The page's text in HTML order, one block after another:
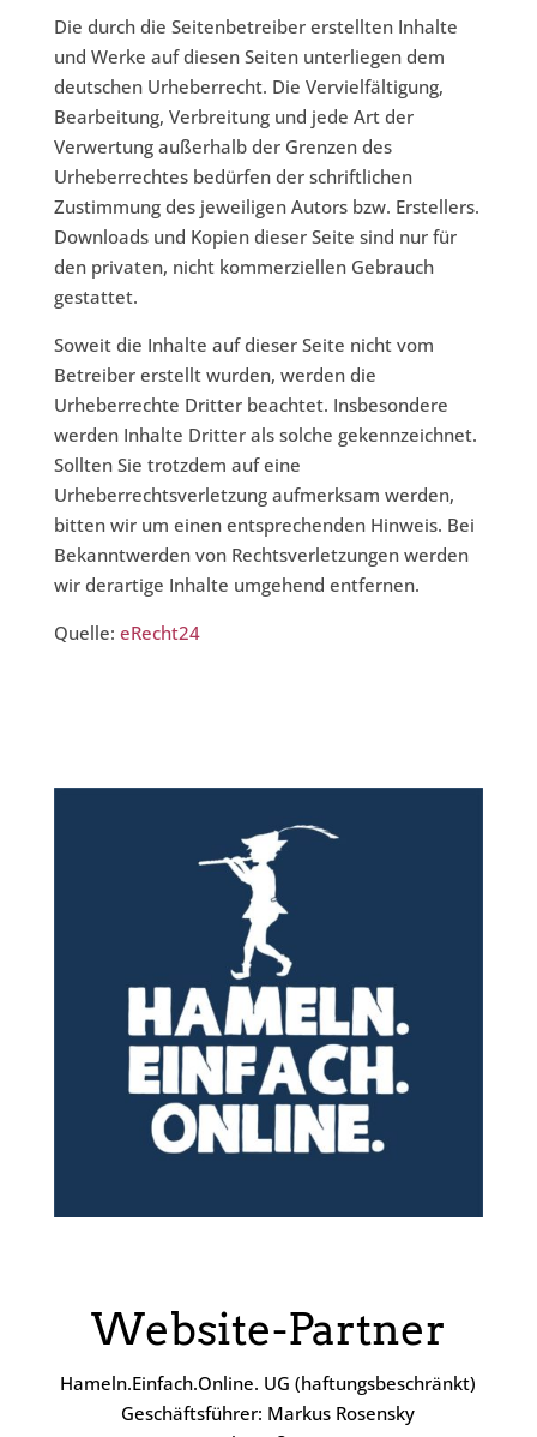
Die durch die Seitenbetreiber erstellten Inhalte
und Werke auf diesen Seiten unterliegen dem
deutschen Urheberrecht. Die Vervielfältigung,
Bearbeitung, Verbreitung und jede Art der
Verwertung außerhalb der Grenzen des
Urheberrechtes bedürfen der schriftlichen
Zustimmung des jeweiligen Autors bzw. Erstellers.
Downloads und Kopien dieser Seite sind nur für
den privaten, nicht kommerziellen Gebrauch
gestattet.
Soweit die Inhalte auf dieser Seite nicht vom
Betreiber erstellt wurden, werden die
Urheberrechte Dritter beachtet. Insbesondere
werden Inhalte Dritter als solche gekennzeichnet.
Sollten Sie trotzdem auf eine
Urheberrechtsverletzung aufmerksam werden,
bitten wir um einen entsprechenden Hinweis. Bei
Bekanntwerden von Rechtsverletzungen werden
wir derartige Inhalte umgehend entfernen.
Quelle: eRecht24
Website-Partner
Hameln.Einfach.Online. UG (haftungsbeschränkt)
Geschäftsführer: Markus Rosensky